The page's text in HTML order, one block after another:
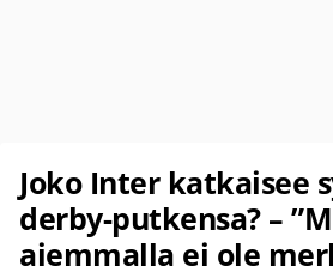
Joko Inter katkaisee
derby-putkensa? –
aiemmalla ei ole